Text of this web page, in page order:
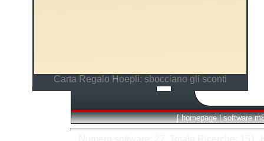
Carta Regalo Hoepli: sbocciano gli sconti
[ homepage | software